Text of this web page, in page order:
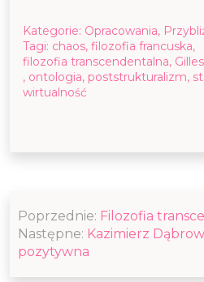
Kategorie: Opracowania,
Tagi: chaos, filozofia francuska,
filozofia transcendentalna,
, ontologia, poststrukturalizm,
wirtualność
Nawigacja
wpisu
Poprzednie: Filozofia
Następne: Kazimierz
pozytywna